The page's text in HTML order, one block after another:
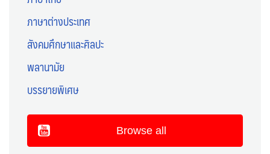
ภาษาต่างประเทศ
สังคมศึกษาและศิลปะ
พลานามัย
บรรยายพิเศษ
Browse all